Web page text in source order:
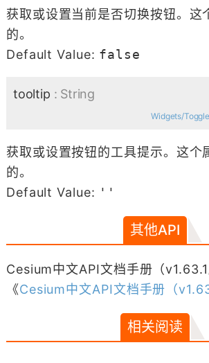
获取或设置当前是否切换按钮。这
的。
Default Value: false
tooltip : String
Widgets/
获取或设置按钮的工具提示。这个
的。
Default Value: ''
其他API
Cesium中文API文档手册（v1.63.1
《Cesium中文API文档手册（
相关阅读